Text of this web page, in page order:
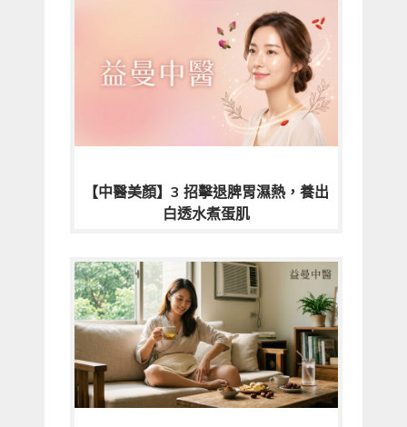
【中醫美顏】3 招擊退脾胃濕熱，養出
白透水煮蛋肌